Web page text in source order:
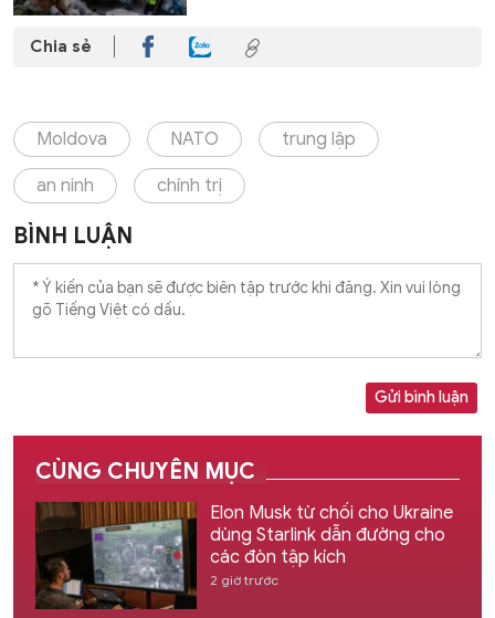
Chia sẻ
Moldova NATO trung lập
an ninh chính trị
BÌNH LUẬN
Gửi bình luận
CÙNG CHUYÊN MỤC
Elon Musk từ chối cho Ukraine
dùng Starlink dẫn đường cho
các đòn tập kích
2 giờ trước